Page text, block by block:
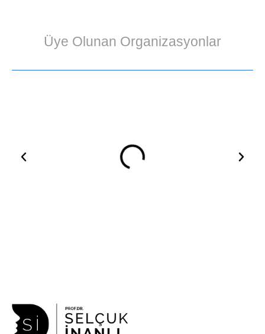
Üye Olunan Organizasyonlar